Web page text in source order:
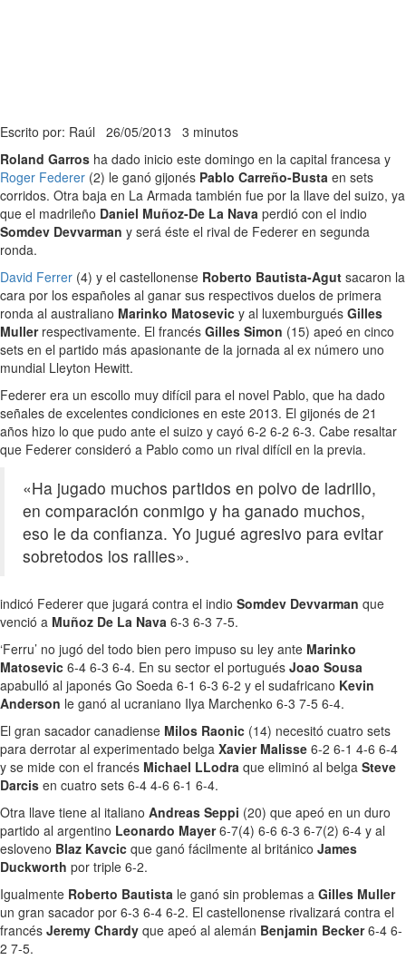
Escrito por: Raúl 26/05/2013 3 minutos
Roland Garros ha dado inicio este domingo en la capital francesa y
Roger Federer (2) le ganó gijonés Pablo Carreño-Busta en sets
corridos. Otra baja en La Armada también fue por la llave del suizo, ya
que el madrileño Daniel Muñoz-De La Nava perdió con el indio
Somdev Devvarman y será éste el rival de Federer en segunda
ronda.
David Ferrer (4) y el castellonense Roberto Bautista-Agut sacaron la
cara por los españoles al ganar sus respectivos duelos de primera
ronda al australiano Marinko Matosevic y al luxemburgués Gilles
Mullerrespectivamente. El francés Gilles Simon (15) apeó en cinco
sets en el partido más apasionante de la jornada al ex número uno
mundial Lleyton Hewitt.
Federer era un escollo muy difícil para el novel Pablo, que ha dado
señales de excelentes condiciones en este 2013. El gijonés de 21
años hizo lo que pudo ante el suizo y cayó 6-2 6-2 6-3. Cabe resaltar
que Federer consideró a Pablo como un rival difícil en la previa.
«Ha jugado muchos partidos en polvo de ladrillo,
en comparación conmigo y ha ganado muchos,
eso le da confianza. Yo jugué agresivo para evitar
sobretodos los rallies».
indicó Federer que jugará contra el indio Somdev Devvarman que
venció a Muñoz De La Nava 6-3 6-3 7-5.
‘Ferru’ no jugó del todo bien pero impuso su ley ante Marinko
Matosevic 6-4 6-3 6-4. En su sector el portugués Joao Sousa
apabulló al japonés Go Soeda 6-1 6-3 6-2 y el sudafricano Kevin
Anderson le ganó al ucraniano Ilya Marchenko 6-3 7-5 6-4.
El gran sacador canadiense Milos Raonic (14) necesitó cuatro sets
para derrotar al experimentado belga Xavier Malisse 6-2 6-1 4-6 6-4
y se mide con el francés Michael LLodra que eliminó al belga Steve
Darcis en cuatro sets 6-4 4-6 6-1 6-4.
Otra llave tiene al italiano Andreas Seppi (20) que apeó en un duro
partido al argentino Leonardo Mayer6-7(4) 6-6 6-3 6-7(2) 6-4 y al
esloveno Blaz Kavcic que ganó fácilmente al británico James
Duckworth por triple 6-2.
Igualmente Roberto Bautista le ganó sin problemas a Gilles Muller
un gran sacador por 6-3 6-4 6-2. El castellonense rivalizará contra el
francés Jeremy Chardy que apeó al alemán Benjamin Becker6-4 6-
2 7-5.